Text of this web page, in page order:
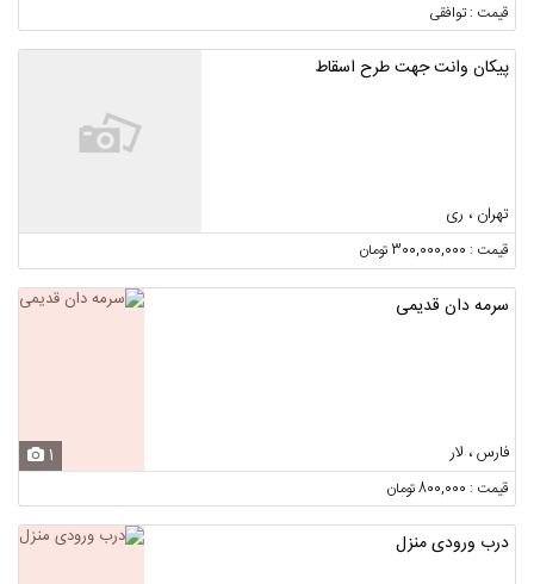
قیمت : توافقی
پیکان وانت جهت طرح اسقاط
تهران ، ری
قیمت : 300,000,000 تومان
سرمه دان قدیمی
فارس ، لار 1
قیمت : 800,000 تومان
درب ورودی منزل